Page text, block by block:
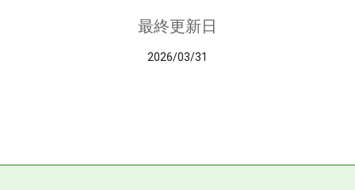
最終更新日
2026/03/31